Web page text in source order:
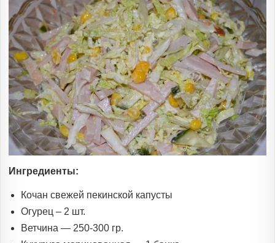
Ингредиенты:
Кочан свежей пекинской капусты
Огурец – 2 шт.
Ветчина — 250-300 гр.